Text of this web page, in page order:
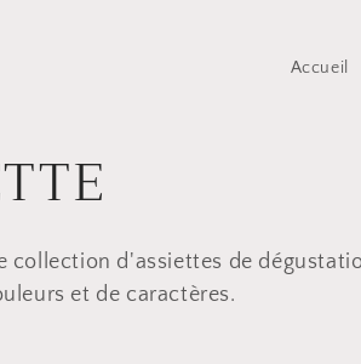
Accueil
collection d'assiettes de
et de caractères.